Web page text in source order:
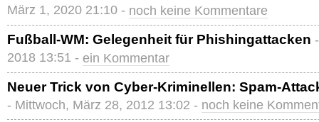
März 1, 2020 21:10 - noch keine Kommentare
Fußball-WM: Gelegenheit für Phishingattacken
2018 13:51 - ein Kommentar
Neuer Trick von Cyber-Kriminellen: Spam-
- Mittwoch, März 28, 2012 13:02 - noch keine